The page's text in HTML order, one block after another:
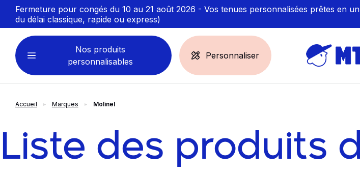
Fermeture pour congés du 10 au 21 août 2026 - Vos tenues personnalisées prêtes en
du délai classique, rapide ou express)
Nos produits
personnalisables
VÊTEMENTS
Sweats personnalisables
Marinière
Casquette
Bonnet et Bandeau
Santé - Bien-être
Sécurité - haute visibilité
Personnaliser
Accueil Marques Molinel
Liste des produits